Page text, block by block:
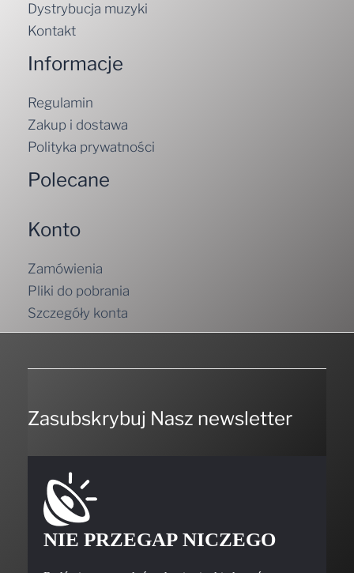
Dystrybucja muzyki
Kontakt
Informacje
Regulamin
Zakup i dostawa
Polityka prywatności
Polecane
Konto
Zamówienia
Pliki do pobrania
Szczegóły konta
Zasubskrybuj Nasz newsletter
NIE PRZEGAP NICZEGO